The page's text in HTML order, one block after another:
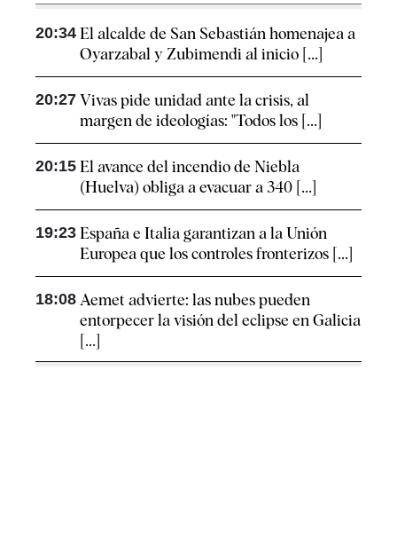
20:34 El alcalde de San Sebastián homenajea a
Oyarzabal y Zubimendi al inicio [...]
20:27 Vivas pide unidad ante la crisis, al
margen de ideologías: "Todos los [...]
20:15 El avance del incendio de Niebla
(Huelva) obliga a evacuar a 340 [...]
19:23 España e Italia garantizan a la Unión
Europea que los controles fronterizos [...]
18:08 Aemet advierte: las nubes pueden
entorpecer la visión del eclipse en Galicia
[...]